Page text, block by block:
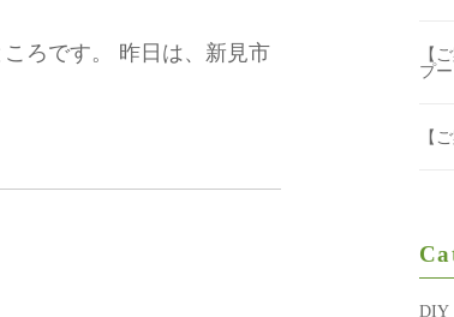
ろです。 昨日は、新見市
【
プ
【
DIY